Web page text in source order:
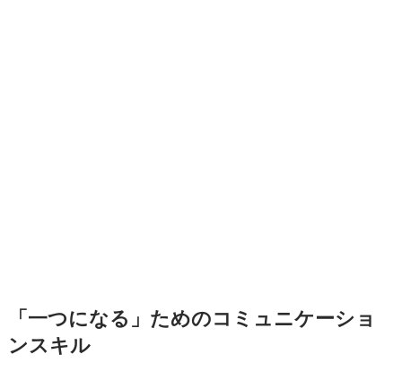
「一つになる」ためのコミュニケーショ
ンスキル